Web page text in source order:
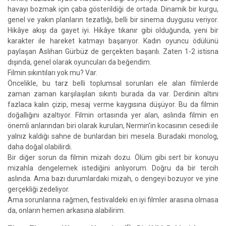
havayı bozmak için çaba gösterildiği de ortada. Dinamik bir kurgu,
genel ve yakın planların tezatlığı, belli bir sinema duygusu veriyor.
Hikâye akışı da gayet iyi. Hikâye tıkanır gibi olduğunda, yeni bir
karakter ile hareket katmayı başarıyor. Kadın oyuncu ödülünü
paylaşan Aslıhan Gürbüz de gerçekten başarılı. Zaten 1-2 istisna
dışında, genel olarak oyuncuları da beğendim.
Filmin sıkıntıları yok mu? Var.
Öncelikle, bu tarz belli toplumsal sorunları ele alan filmlerde
zaman zaman karşılaşılan sıkıntı burada da var. Derdinin altını
fazlaca kalın çizip, mesaj verme kaygısına düşüyor. Bu da filmin
doğallığını azaltıyor. Filmin ortasında yer alan, aslında filmin en
önemli anlarından biri olarak kurulan, Nermin'in kocasının cesedi ile
yalnız kaldığı sahne de bunlardan biri mesela. Buradaki monolog,
daha doğal olabilirdi.
Bir diğer sorun da filmin mizah dozu. Ölüm gibi sert bir konuyu
mizahla dengelemek istediğini anlıyorum. Doğru da bir tercih
aslında. Ama bazı durumlardaki mizah, o dengeyi bozuyor ve yine
gerçekliği zedeliyor.
Ama sorunlarına rağmen, festivaldeki en iyi filmler arasına olmasa
da, onların hemen arkasına alabilirim.